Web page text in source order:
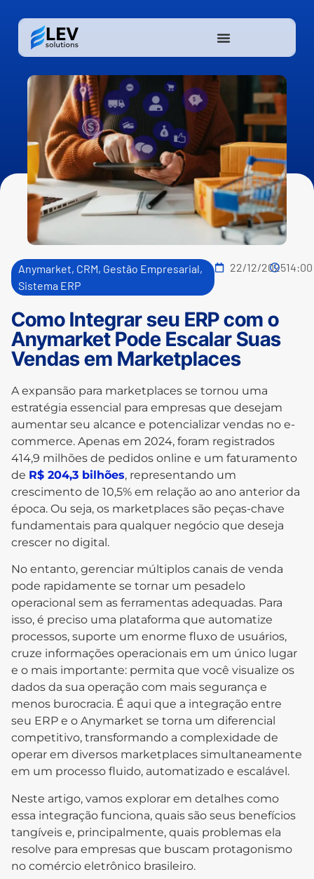
Anymarket, CRM, Gestão Empresarial,
Sistema ERP
22/12/202514:00
Como Integrar seu ERP com o
Anymarket Pode Escalar Suas
Vendas em Marketplaces
A expansão para marketplaces se tornou uma
estratégia essencial para empresas que desejam
aumentar seu alcance e potencializar vendas no e-
commerce. Apenas em 2024, foram registrados
414,9 milhões de pedidos online e um faturamento
de R$ 204,3 bilhões, representando um
crescimento de 10,5% em relação ao ano anterior da
época. Ou seja, os marketplaces são peças-chave
fundamentais para qualquer negócio que deseja
crescer no digital.
No entanto, gerenciar múltiplos canais de venda
pode rapidamente se tornar um pesadelo
operacional sem as ferramentas adequadas. Para
isso, é preciso uma plataforma que automatize
processos, suporte um enorme fluxo de usuários,
cruze informações operacionais em um único lugar
e o mais importante: permita que você visualize os
dados da sua operação com mais segurança e
menos burocracia. É aqui que a integração entre
seu ERP e o Anymarket se torna um diferencial
competitivo, transformando a complexidade de
operar em diversos marketplaces simultaneamente
em um processo fluido, automatizado e escalável.
Neste artigo, vamos explorar em detalhes como
essa integração funciona, quais são seus benefícios
tangíveis e, principalmente, quais problemas ela
resolve para empresas que buscam protagonismo
no comércio eletrônico brasileiro.